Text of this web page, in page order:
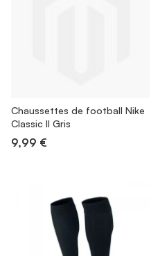
Chaussettes de football Nike
Classic II Gris
9,99 €